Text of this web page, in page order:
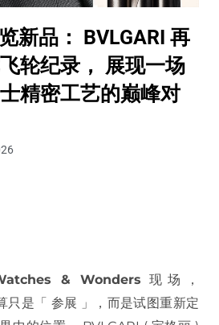
新品： BVLGARI 再
轮纪录， 展现一场
精密工艺的巅峰对
& Wonders 现场，
只是「 参展 」，而是试图重新定